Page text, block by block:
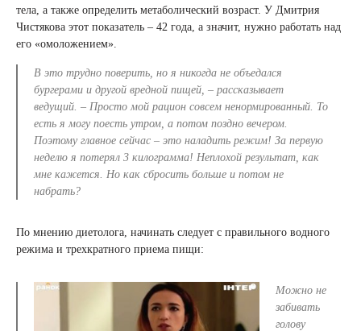
тела, а также определить метаболический возраст. У Дмитрия
Чистякова этот показатель – 42 года, а значит, нужно работать над
его «омоложением».
В это трудно поверить, но я никогда не объедался
бургерами и другой вредной пищей, – рассказывает
ведущий. – Просто мой рацион совсем ненормированный. То
есть я могу поесть утром, а потом поздно вечером.
Поэтому главное сейчас – это наладить режим! За первую
неделю я потерял 3 килограмма! Неплохой результат, как
мне кажется. Но как сбросить больше и потом не
набрать?
По мнению диетолога, начинать следует с правильного водного
режима и трехкратного приема пищи:
Можно не
забивать
голову